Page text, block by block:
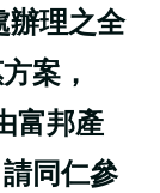
辦理之全
案，
富邦產
同仁參